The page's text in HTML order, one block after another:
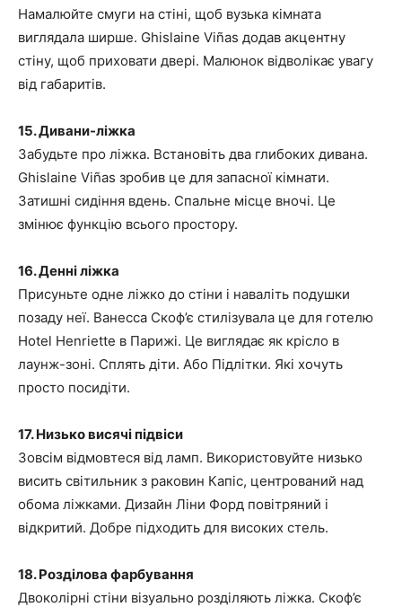
Намалюйте смуги на стіні, щоб вузька кімната
виглядала ширше. Ghislaine Viñas додав акцентну
стіну, щоб приховати двері. Малюнок відволікає увагу
від габаритів.
15. Дивани-ліжка
Забудьте про ліжка. Встановіть два глибоких дивана.
Ghislaine Viñas зробив це для запасної кімнати.
Затишні сидіння вдень. Спальне місце вночі. Це
змінює функцію всього простору.
16. Денні ліжка
Присуньте одне ліжко до стіни і наваліть подушки
позаду неї. Ванесса Скоф’є стилізувала це для готелю
Hotel Henriette в Парижі. Це виглядає як крісло в
лаунж-зоні. Сплять діти. Або Підлітки. Які хочуть
просто посидіти.
17. Низько висячі підвіси
Зовсім відмовтеся від ламп. Використовуйте низько
висить світильник з раковин Капіс, центрований над
обома ліжками. Дизайн Ліни Форд повітряний і
відкритий. Добре підходить для високих стель.
18. Розділова фарбування
Двоколірні стіни візуально розділяють ліжка. Скоф’є